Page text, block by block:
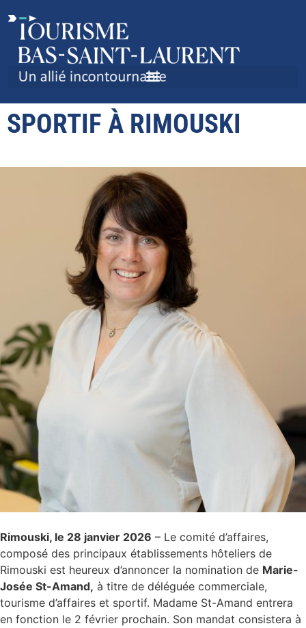
COUP D’ENVOI POUR LE
TOURISME D’AFFAIRES ET
SPORTIF À RIMOUSKI
Rimouski, le 28 janvier 2026 – Le comité d’affaires,
composé des principaux établissements hôteliers de
Rimouski est heureux d’annoncer la nomination de Marie-
Josée St-Amand, à titre de déléguée commerciale,
tourisme d’affaires et sportif. Madame St-Amand entrera
en fonction le 2 février prochain. Son mandat consistera à